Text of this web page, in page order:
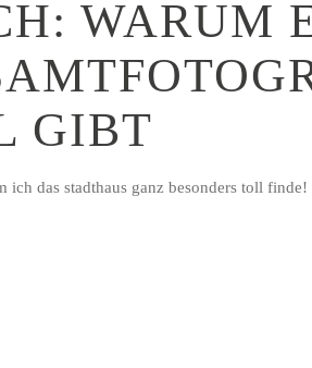
WARUM
GIBT
das stadthaus ganz besonders toll